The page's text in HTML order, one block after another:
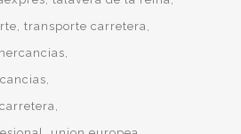
transporte carretera